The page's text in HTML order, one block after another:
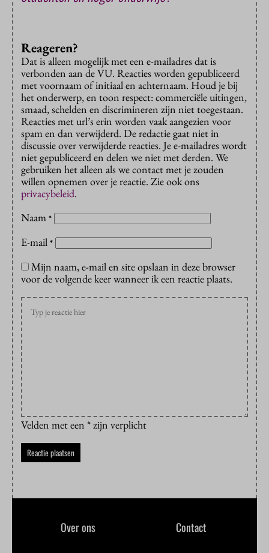
Reageren?
Dat is alleen mogelijk met een e-mailadres dat is
verbonden aan de VU. Reacties worden gepubliceerd
met voornaam of initiaal en achternaam. Houd je bij
het onderwerp, en toon respect: commerciële uitingen,
smaad, schelden en discrimineren zijn niet toegestaan.
Reacties met url’s erin worden vaak aangezien voor
spam en dan verwijderd. De redactie gaat niet in
discussie over verwijderde reacties. Je e-mailadres wordt
niet gepubliceerd en delen we niet met derden. We
gebruiken het alleen als we contact met je zouden
willen opnemen over je reactie. Zie ook ons
privacybeleid.
Naam *
E-mail *
Mijn naam, e-mail en site opslaan in deze browser
voor de volgende keer wanneer ik een reactie plaats.
Velden met een * zijn verplicht
Over ons Contact